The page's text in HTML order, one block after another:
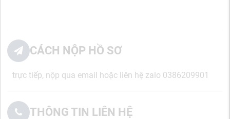
CÁCH NỘP HỒ SƠ
trực tiếp, nộp qua email hoặc liên hệ zalo 0386209901
THÔNG TIN LIÊN HỆ